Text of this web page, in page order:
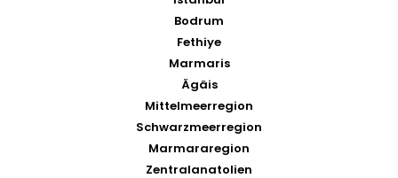
Bodrum
Fethiye
Marmaris
Ägäis
Mittelmeerregion
Schwarzmeerregion
Marmararegion
Zentralanatolien